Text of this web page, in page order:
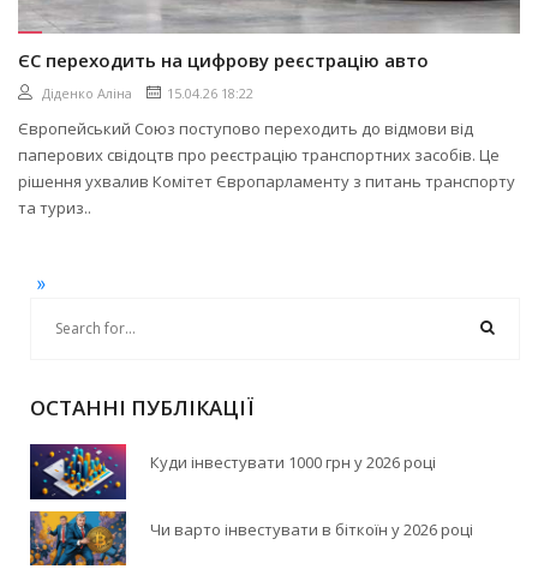
ЄС переходить на цифрову реєстрацію авто
Діденко Аліна 15.04.26 18:22
Європейський Союз поступово переходить до відмови від
паперових свідоцтв про реєстрацію транспортних засобів. Це
рішення ухвалив Комітет Європарламенту з питань транспорту
та туриз..
»
ОСТАННІ ПУБЛІКАЦІЇ
Куди інвестувати 1000 грн у 2026 році
Чи варто інвестувати в біткоїн у 2026 році